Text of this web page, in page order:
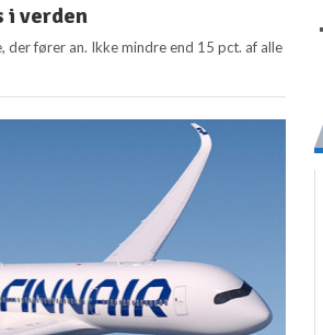
i verden
fører an. Ikke mindre end 15 pct. af alle